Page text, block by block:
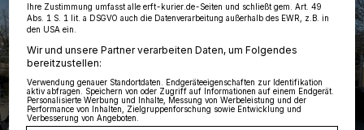
Ihre Zustimmung umfasst alle erft-kurier.de-Seiten und schließt gem. Art. 49
Abs. 1 S. 1 lit. a DSGVO auch die Datenverarbeitung außerhalb des EWR, z.B. in
den USA ein.
Wir und unsere Partner verarbeiten Daten, um Folgendes
bereitzustellen:
Verwendung genauer Standortdaten. Endgeräteeigenschaften zur Identifikation
aktiv abfragen. Speichern von oder Zugriff auf Informationen auf einem Endgerät.
Personalisierte Werbung und Inhalte, Messung von Werbeleistung und der
Performance von Inhalten, Zielgruppenforschung sowie Entwicklung und
Verbesserung von Angeboten.